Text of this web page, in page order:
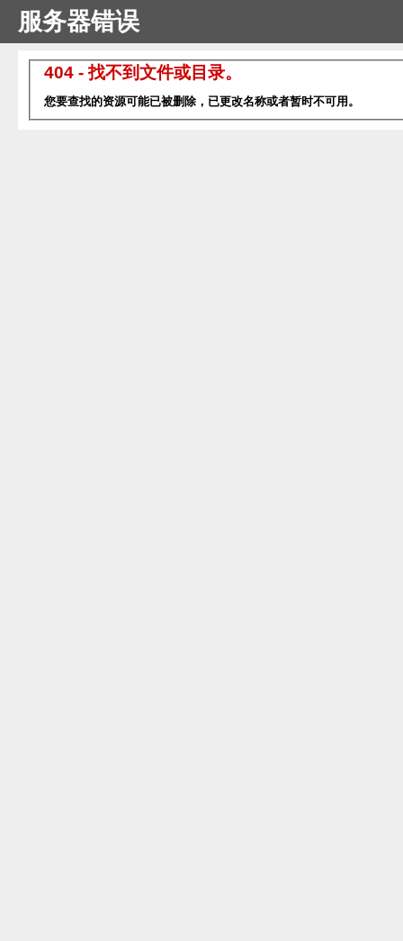
服务器错误
404 - 找不到文件或目录。
您要查找的资源可能已被删除，已更改名称或者暂时不可用。